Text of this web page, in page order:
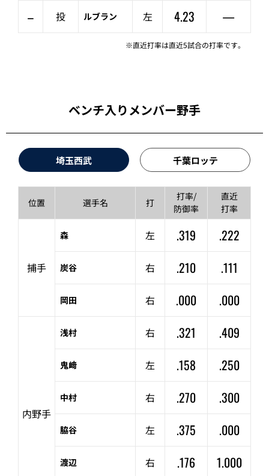
– 投 ルブラン 左 4.23 —
※直近打率は直近5試合の打率です。
ベンチ入りメンバー野手
埼玉西武 千葉ロッテ
位置 選手名 打
打率/
防御率
直近
打率
捕手
森 左 .319 .222
炭谷 右 .210 .111
岡田 右 .000 .000
内野手
浅村 右 .321 .409
鬼﨑 左 .158 .250
中村 右 .270 .300
脇谷 左 .375 .000
渡辺 右 .176 1.000